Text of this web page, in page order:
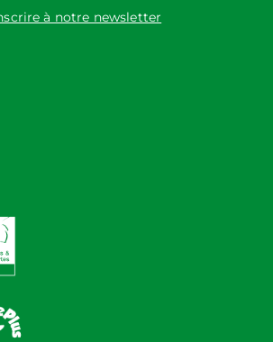
à notre newsletter